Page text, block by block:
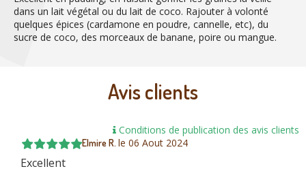
dans un lait végétal ou du lait de coco. Rajouter à volonté
quelques épices (cardamone en poudre, cannelle, etc), du
sucre de coco, des morceaux de banane, poire ou mangue.
Avis clients
Conditions de publication des avis clients
Elmire R. le 06 Aout 2024
Excellent